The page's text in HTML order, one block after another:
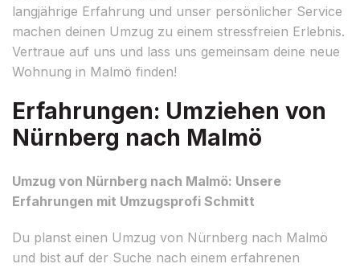
langjährige Erfahrung und unser persönlicher Service
machen deinen Umzug zu einem stressfreien Erlebnis.
Vertraue auf uns und lass uns gemeinsam deine neue
Wohnung in Malmö finden!
Erfahrungen: Umziehen von
Nürnberg nach Malmö
Umzug von Nürnberg nach Malmö: Unsere
Erfahrungen mit Umzugsprofi Schmitt
Du planst einen Umzug von Nürnberg nach Malmö
und bist auf der Suche nach einem erfahrenen